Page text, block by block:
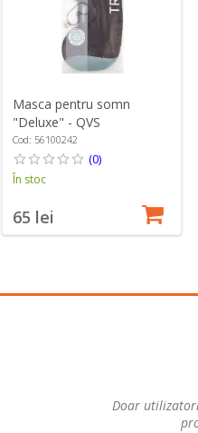
Masca pentru somn
"Deluxe" - QVS
Cod: 56100242
(0)
În stoc
65 lei
Doar